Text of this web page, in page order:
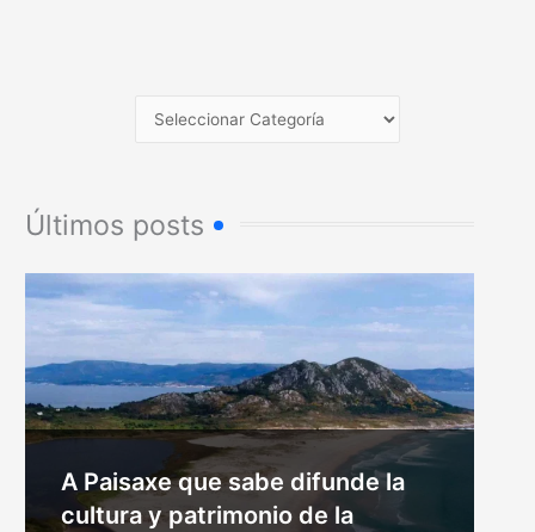
Últimos posts
A Paisaxe que sabe difunde la
cultura y patrimonio de la